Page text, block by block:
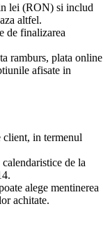
lei (RON) si includ
altfel.
de finalizarea
ramburs, plata online
afisate in
client, in termenul
de la
alege mentinerea
achitate.